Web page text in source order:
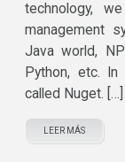
technology,
management
Java world,
Python, etc.
called Nuget. […]
LEER MÁS